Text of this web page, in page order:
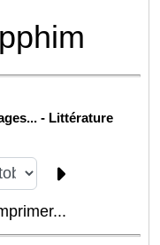
- Littérature